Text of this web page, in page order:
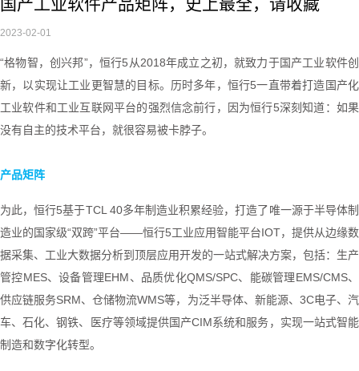
2023-02-01
“格物智，创兴邦”，恒行5从2018年成立之初，就致力于国产工业软件创
新，以实现让工业更智慧的目标。历时多年，恒行5一直带着打造国产化
工业软件和工业互联网平台的强烈信念前行，因为恒行5深刻知道：如果
没有自主的技术平台，就很容易被卡脖子。
产品矩阵
为此，恒行5基于TCL 40多年制造业积累经验，打造了唯一源于半导体制
造业的国家级“双跨”平台——恒行5工业应用智能平台IOT，提供从边缘数
据采集、工业大数据分析到顶层应用开发的一站式解决方案，包括：生产
管控MES、设备管理EHM、品质优化QMS/SPC、能碳管理EMS/CMS、
供应链服务SRM、仓储物流WMS等，为泛半导体、新能源、 3C电子、汽
车、石化、钢铁、医疗等领域提供国产CIM系统和服务，实现一站式智能
制造和数字化转型。